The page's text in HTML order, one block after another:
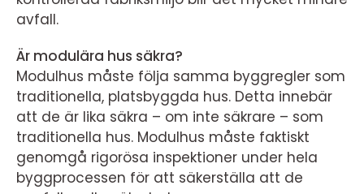
avfall.
Är modulära hus säkra?
Modulhus måste följa samma byggregler som
traditionella, platsbyggda hus. Detta innebär
att de är lika säkra – om inte säkrare – som
traditionella hus. Modulhus måste faktiskt
genomgå rigorösa inspektioner under hela
byggprocessen för att säkerställa att de